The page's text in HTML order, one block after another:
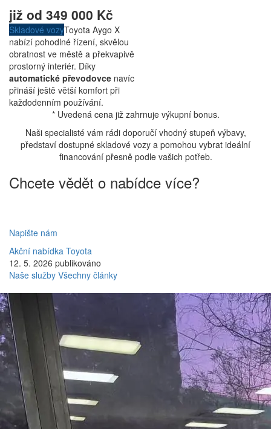
již od 349 000 Kč
Skladové vozyToyota Aygo X
nabízí pohodlné řízení, skvělou
obratnost ve městě a překvapivě
prostorný interiér. Díky
automatické převodovce navíc
přináší ještě větší komfort při
každodenním používání.
* Uvedená cena již zahrnuje výkupní bonus.
Naši specialisté vám rádi doporučí vhodný stupeň výbavy,
představí dostupné skladové vozy a pomohou vybrat ideální
financování přesně podle vašich potřeb.
Chcete vědět o nabídce více?
Napište nám
Akční nabídka Toyota
12. 5. 2026 publikováno
Naše služby Všechny články